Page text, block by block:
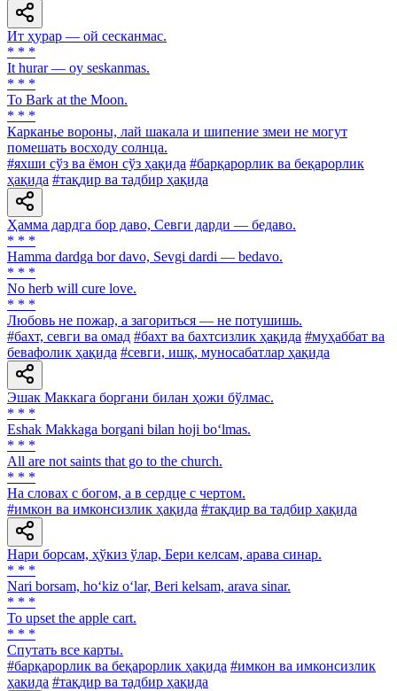
Ит ҳурар — ой сесканмас.
* * *
It hurar — oy seskanmas.
* * *
To Bark at the Moon.
* * *
Карканье вороны, лай шакала и шипение змеи не могут
помешать восходу солнца.
#яхши сўз ва ёмон сўз ҳақида #барқарорлик ва беқарорлик
ҳақида #тақдир ва тадбир ҳақида
Ҳамма дардга бор даво, Севги дарди — бедаво.
* * *
Hamma dardga bor davo, Sevgi dardi — bedavo.
* * *
No herb will cure love.
* * *
Любовь не пожар, а загориться — не потушишь.
#бахт, севги ва омад #бахт ва бахтсизлик ҳақида #муҳаббат ва
бевафолик ҳақида #севги, ишқ, муносабатлар ҳақида
Эшак Маккага боргани билан ҳожи бўлмас.
* * *
Eshak Makkaga borgani bilan hoji bo‘lmas.
* * *
All are not saints that go to the church.
* * *
На словах с богом, а в сердце с чертом.
#имкон ва имконсизлик ҳақида #тақдир ва тадбир ҳақида
Нари борсам, ҳўкиз ўлар, Бери келсам, арава синар.
* * *
Nari borsam, ho‘kiz o‘lar, Beri kelsam, arava sinar.
* * *
То upset the apple cart.
* * *
Спутать все карты.
#барқарорлик ва беқарорлик ҳақида #имкон ва имконсизлик
ҳақида #тақдир ва тадбир ҳақида